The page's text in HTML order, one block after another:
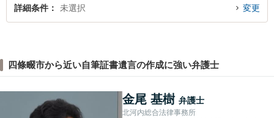
詳細条件 未選択 変更
四條畷市から近い自筆証書遺言の作成に強い弁護士
金尾 基樹 弁護士
北河内総合法律事務所